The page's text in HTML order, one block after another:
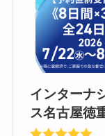
インターナ
ス名古屋徳